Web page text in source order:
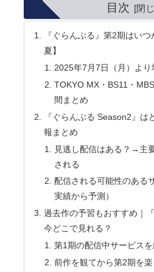
目次
『ぐらんぶる』第2期はい
夏】
2025年7月7日（月）より
TOKYO MX・BS11・
間まとめ
『ぐらんぶる Season2』は
報まとめ
見逃し配信はある？→主
される
配信される可能性のある
実績から予測）
過去作の予習もおすすめ｜
今どこで見れる？
第1期の配信中サービス
前作を観てから第2期を